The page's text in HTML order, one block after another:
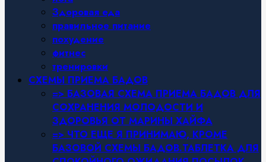
Здоровая еда
правильное питание
похудение
фитнес
тренировки
СХЕМЫ ПРИЕМА БАДОВ
=> БАЗОВАЯ СХЕМА ПРИЕМА БАДОВ ДЛЯ
СОХРАНЕНИЯ МОЛОДОСТИ И
ЗДОРОВЬЯ ОТ МАРИНЫ ХАЙФА
=> ЧТО ЕЩЕ Я ПРИНИМАЮ, КРОМЕ
БАЗОВОЙ СХЕМЫ БАДОВ.ТАБЛЕТКА ДЛЯ